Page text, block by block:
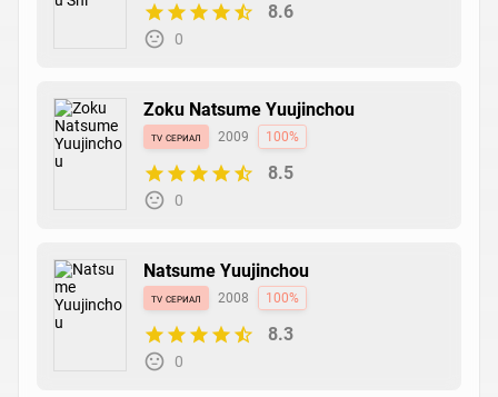
8.6
0
Zoku Natsume Yuujinchou
tv сериал 2009 100%
8.5
0
Natsume Yuujinchou
tv сериал 2008 100%
8.3
0